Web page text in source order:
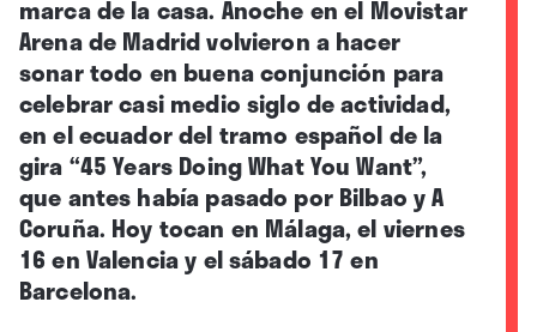
marca de la casa. Anoche en el Movistar
Arena de Madrid volvieron a hacer
sonar todo en buena conjunción para
celebrar casi medio siglo de actividad,
en el ecuador del tramo español de la
gira “45 Years Doing What You Want”,
que antes había pasado por Bilbao y A
Coruña. Hoy tocan en Málaga, el viernes
16 en Valencia y el sábado 17 en
Barcelona.